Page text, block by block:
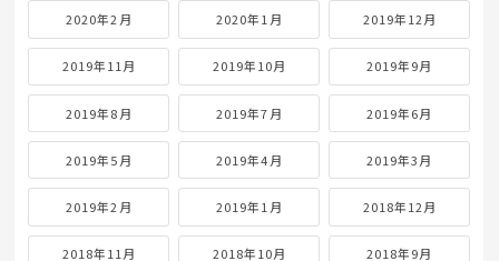
2020年2月 2020年1月 2019年12月
2019年11月 2019年10月 2019年9月
2019年8月 2019年7月 2019年6月
2019年5月 2019年4月 2019年3月
2019年2月 2019年1月 2018年12月
2018年11月 2018年10月 2018年9月